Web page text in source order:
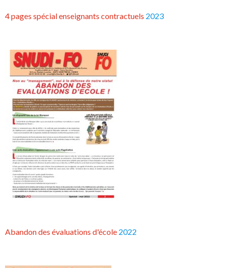
4 pages spécial enseignants contractuels 2023
Abandon des évaluations d'école 2022